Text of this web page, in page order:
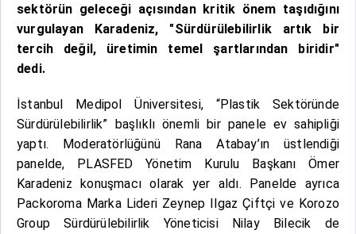
sektörün geleceği açısından kritik önem taşıdığını
vurgulayan Karadeniz, "Sürdürülebilirlik artık bir
tercih değil, üretimin temel şartlarından biridir"
dedi.
İstanbul Medipol Üniversitesi, “Plastik Sektöründe
Sürdürülebilirlik” başlıklı önemli bir panele ev sahipliği
yaptı. Moderatörlüğünü Rana Atabay’ın üstlendiği
panelde, PLASFED Yönetim Kurulu Başkanı Ömer
Karadeniz konuşmacı olarak yer aldı. Panelde ayrıca
Packoroma Marka Lideri Zeynep Ilgaz Çiftçi ve Korozo
Group Sürdürülebilirlik Yöneticisi Nilay Bilecik de